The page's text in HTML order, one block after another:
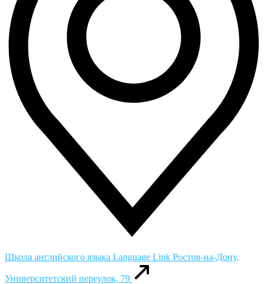
Школа английского языка Language Link Ростов-на-Дону,
Университетский переулок, 79